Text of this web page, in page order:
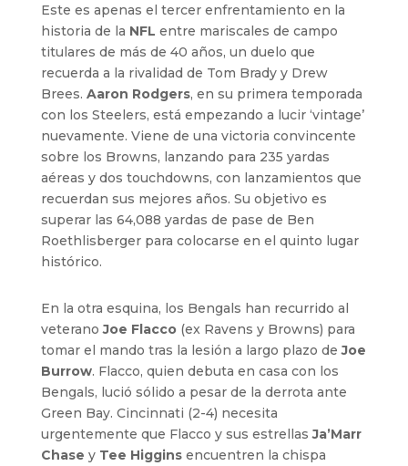
Este es apenas el tercer enfrentamiento en la
historia de la NFL entre mariscales de campo
titulares de más de 40 años, un duelo que
recuerda a la rivalidad de Tom Brady y Drew
Brees. Aaron Rodgers, en su primera temporada
con los Steelers, está empezando a lucir ‘vintage’
nuevamente. Viene de una victoria convincente
sobre los Browns, lanzando para 235 yardas
aéreas y dos touchdowns, con lanzamientos que
recuerdan sus mejores años. Su objetivo es
superar las 64,088 yardas de pase de Ben
Roethlisberger para colocarse en el quinto lugar
histórico.
En la otra esquina, los Bengals han recurrido al
veteranoJoe Flacco(ex Ravens y Browns) para
tomar el mando tras la lesión a largo plazo deJoe
Burrow. Flacco, quien debuta en casa con los
Bengals, lució sólido a pesar de la derrota ante
Green Bay. Cincinnati (2-4) necesita
urgentemente que Flacco y sus estrellasJa’Marr
Chase y Tee Higginsencuentren la chispa